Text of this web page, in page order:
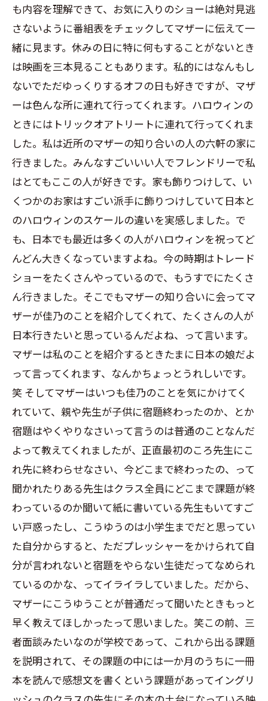
も内容を理解できて、お気に入りのショーは絶対見逃
さないように番組表をチェックしてマザーに伝えて一
緒に見ます。休みの日に特に何もすることがないとき
は映画を三本見ることもあります。私的にはなんもし
ないでただゆっくりするオフの日も好きですが、マザ
ーは色んな所に連れて行ってくれます。ハロウィンの
ときにはトリックオアトリートに連れて行ってくれま
した。私は近所のマザーの知り合いの人の六軒の家に
行きました。みんなすごいいい人でフレンドリーで私
はとてもここの人が好きです。家も飾りつけして、い
くつかのお家はすごい派手に飾りつけしていて日本と
のハロウィンのスケールの違いを実感しました。で
も、日本でも最近は多くの人がハロウィンを祝ってど
んどん大きくなっていますよね。今の時期はトレード
ショーをたくさんやっているので、もうすでにたくさ
ん行きました。そこでもマザーの知り合いに会ってマ
ザーが佳乃のことを紹介してくれて、たくさんの人が
日本行きたいと思っているんだよね、って言います。
マザーは私のことを紹介するときたまに日本の娘だよ
って言ってくれます、なんかちょっとうれしいです。
笑 そしてマザーはいつも佳乃のことを気にかけてく
れていて、親や先生が子供に宿題終わったのか、とか
宿題はやくやりなさいって言うのは普通のことなんだ
よって教えてくれましたが、正直最初のころ先生にこ
れ先に終わらせなさい、今どこまで終わったの、って
聞かれたりある先生はクラス全員にどこまで課題が終
わっているのか聞いて紙に書いている先生もいてすご
い戸惑ったし、こうゆうのは小学生までだと思ってい
た自分からすると、ただプレッシャーをかけられて自
分が言われないと宿題をやらない生徒だってなめられ
ているのかな、ってイライラしていました。だから、
マザーにこうゆうことが普通だって聞いたときもっと
早く教えてほしかったって思いました。笑この前、三
者面談みたいなのが学校であって、これから出る課題
を説明されて、その課題の中には一か月のうちに一冊
本を読んで感想文を書くという課題があってイングリ